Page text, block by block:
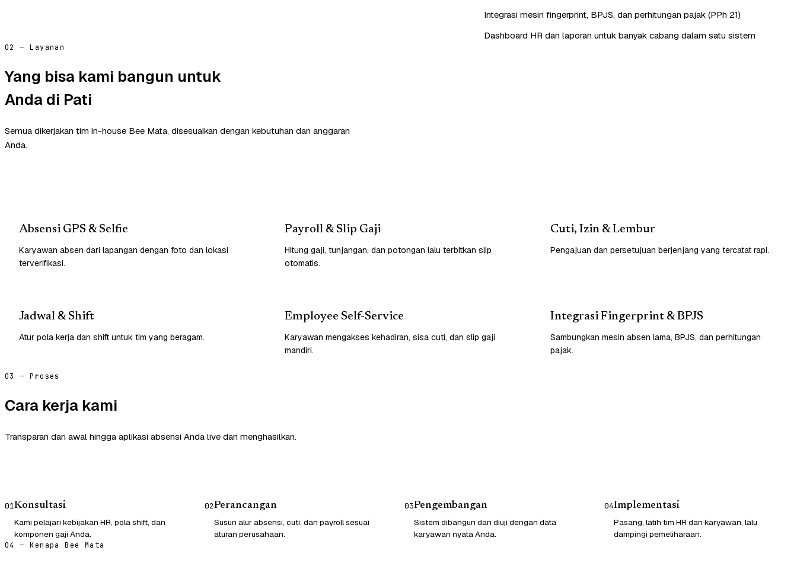
Integrasi mesin fingerprint, BPJS, dan perhitungan pajak (PPh 21)
Dashboard HR dan laporan untuk banyak cabang dalam satu sistem
02 — Layanan
Yang bisa kami bangun untuk
Anda di Pati
Semua dikerjakan tim in-house Bee Mata, disesuaikan dengan kebutuhan dan anggaran
Anda.
Absensi GPS & Selfie
Karyawan absen dari lapangan dengan foto dan lokasi
terverifikasi.
Payroll & Slip Gaji
Hitung gaji, tunjangan, dan potongan lalu terbitkan slip
otomatis.
Cuti, Izin & Lembur
Pengajuan dan persetujuan berjenjang yang tercatat rapi.
Jadwal & Shift
Atur pola kerja dan shift untuk tim yang beragam.
Employee Self-Service
Karyawan mengakses kehadiran, sisa cuti, dan slip gaji
mandiri.
Integrasi Fingerprint & BPJS
Sambungkan mesin absen lama, BPJS, dan perhitungan
pajak.
03 — Proses
Cara kerja kami
Transparan dari awal hingga aplikasi absensi Anda live dan menghasilkan.
01Konsultasi
Kami pelajari kebijakan HR, pola shift, dan
komponen gaji Anda.
02Perancangan
Susun alur absensi, cuti, dan payroll sesuai
aturan perusahaan.
03Pengembangan
Sistem dibangun dan diuji dengan data
karyawan nyata Anda.
04Implementasi
Pasang, latih tim HR dan karyawan, lalu
dampingi pemeliharaan.
04 — Kenapa Bee Mata